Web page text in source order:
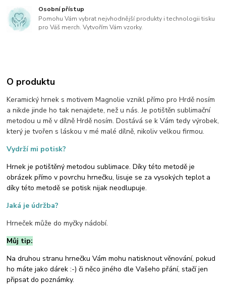
Osobní přístup
Pomohu Vám vybrat nejvhodnější produkty i technologii tisku
pro Váš merch. Vytvořím Vám vzorky.
O produktu
Keramický hrnek s motivem Magnolie vznikl přímo pro Hrdě nosím
a nikde jinde ho tak nenajdete, než u nás. Je potištěn sublimační
metodou u mě v dílně Hrdě nosím. Dostává se k Vám tedy výrobek,
který je tvořen s láskou v mé malé dílně, nikoliv velkou firmou.
Vydrží mi potisk?
Hrnek je potištěný metodou sublimace. Díky této metodě je
obrázek přímo v povrchu hrnečku, lisuje se za vysokých teplot a
díky této metodě se potisk nijak neodlupuje.
Jaká je údržba?
Hrneček může do myčky nádobí.
Můj tip:
Na druhou stranu hrnečku Vám mohu natisknout věnování, pokud
ho máte jako dárek :-) či něco jiného dle Vašeho přání, stačí jen
připsat do poznámky.